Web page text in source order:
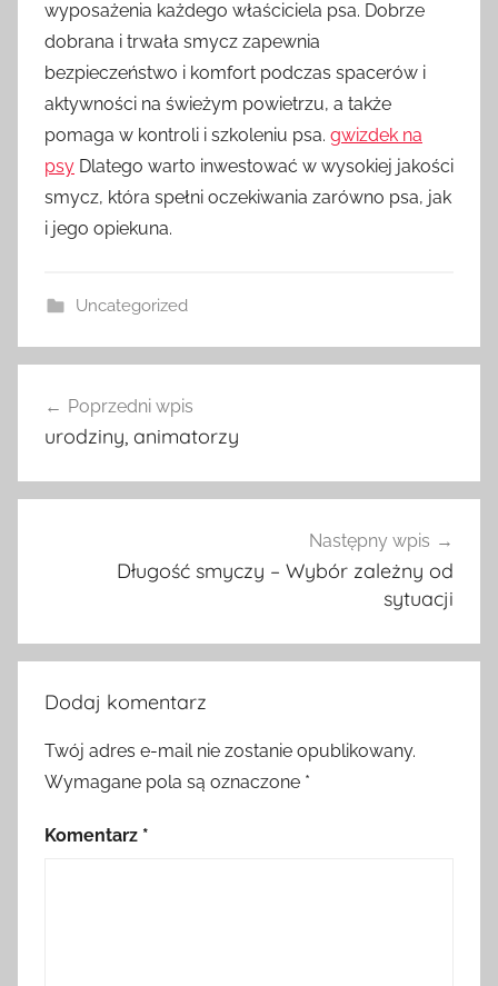
wyposażenia każdego właściciela psa. Dobrze
dobrana i trwała smycz zapewnia
bezpieczeństwo i komfort podczas spacerów i
aktywności na świeżym powietrzu, a także
pomaga w kontroli i szkoleniu psa. gwizdek na
psy Dlatego warto inwestować w wysokiej jakości
smycz, która spełni oczekiwania zarówno psa, jak
i jego opiekuna.
Uncategorized
wpisu
Poprzedni wpis
urodziny, animatorzy
Następny wpis
Długość smyczy – Wybór zależny od
sytuacji
Dodaj komentarz
Twój adres e-mail nie zostanie opublikowany.
Wymagane pola są oznaczone *
Komentarz *